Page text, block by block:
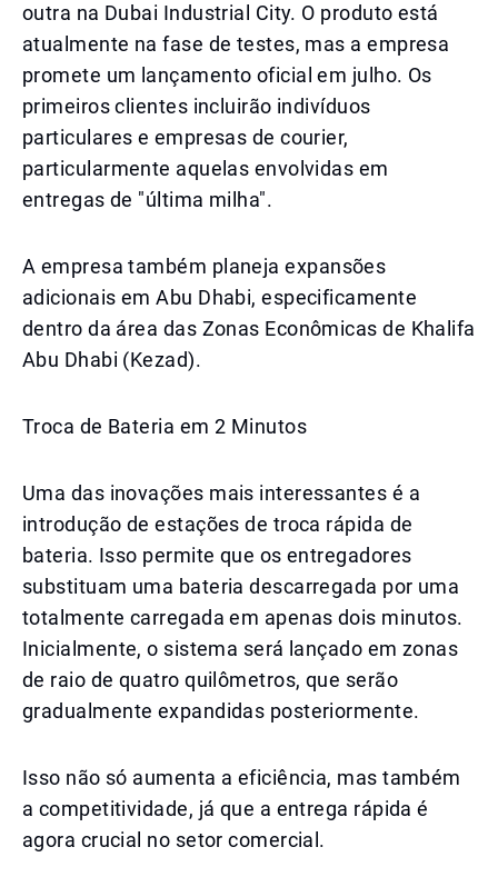
outra na Dubai Industrial City. O produto está
atualmente na fase de testes, mas a empresa
promete um lançamento oficial em julho. Os
primeiros clientes incluirão indivíduos
particulares e empresas de courier,
particularmente aquelas envolvidas em
entregas de "última milha".
A empresa também planeja expansões
adicionais em Abu Dhabi, especificamente
dentro da área das Zonas Econômicas de Khalifa
Abu Dhabi (Kezad).
Troca de Bateria em 2 Minutos
Uma das inovações mais interessantes é a
introdução de estações de troca rápida de
bateria. Isso permite que os entregadores
substituam uma bateria descarregada por uma
totalmente carregada em apenas dois minutos.
Inicialmente, o sistema será lançado em zonas
de raio de quatro quilômetros, que serão
gradualmente expandidas posteriormente.
Isso não só aumenta a eficiência, mas também
a competitividade, já que a entrega rápida é
agora crucial no setor comercial.